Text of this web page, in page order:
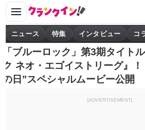
ニュース 特集 インタビュー コ
「ブルーロック」第3期タイト
ク ネオ・エゴイストリーグ』
の日”スペシャルムービー公開
[ADVERTISEMENT]